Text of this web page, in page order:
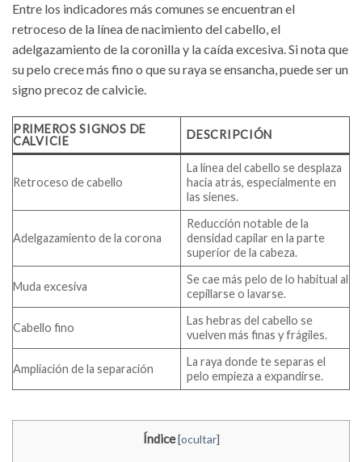
Entre los indicadores más comunes se encuentran el
retroceso de la línea de nacimiento del cabello, el
adelgazamiento de la coronilla y la caída excesiva. Si nota que
su pelo crece más fino o que su raya se ensancha, puede ser un
signo precoz de calvicie.
PRIMEROS SIGNOS DE
CALVICIE
DESCRIPCIÓN
Retroceso de cabello
La línea del cabello se desplaza
hacia atrás, especialmente en
las sienes.
Adelgazamiento de la corona
Reducción notable de la
densidad capilar en la parte
superior de la cabeza.
Muda excesiva
Se cae más pelo de lo habitual al
cepillarse o lavarse.
Cabello fino
Las hebras del cabello se
vuelven más finas y frágiles.
Ampliación de la separación
La raya donde te separas el
pelo empieza a expandirse.
Índice [ocultar]